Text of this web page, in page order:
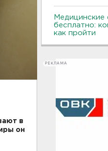
в
он
Медицинские
бесплатно:
как пройти
РЕКЛАМА